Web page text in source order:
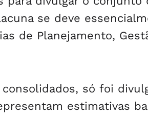
se deve
de Planejamento,
só foi
estimativas